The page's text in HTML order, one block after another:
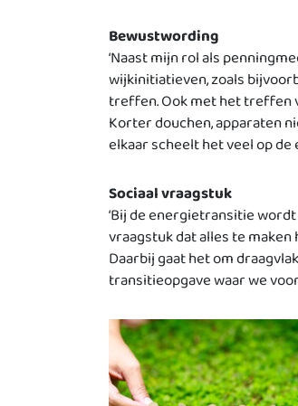
Bewustwording
‘Naast mijn rol als
wijkinitiatieven, zoals
treffen. Ook met het treffen
Korter douchen, apparaten
elkaar scheelt het veel op de
Sociaal vraagstuk
‘Bij de energietransitie
vraagstuk dat alles te
Daarbij gaat het om
transitieopgave waar we voor